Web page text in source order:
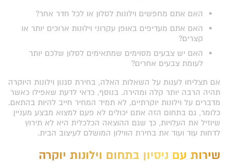
האם אתם מחפשים וילונות לסלון או לכל חדר אחר?
האם אתם מעדיפים באופן עקרוני וילונות ארוכים יותר או
קצרים?
האם יש צבעים מסוימים שמתאימים לסלון שלכם יותר
לעומת צבעים אחרים?
אם תצליחו לענות על השאלות האלה, בחירת סגנון וילונות היוקרה
תהיה הרבה יותר קלה ומהירה. בנוסף, כדאי לדעת שאפילו כאשר
מדברים על וילונות יוקרתיים, לא תמיד המחיר חייב להיות בהתאם.
כלומר, גם בתחום הזה אתם יכולים לא פעם למצוא מבצע מעניין
שיוזיל את העלויות, כך שגם ההוצאה הכלכלית היא לא תירוץ
לדחות עוד ועוד את בחירת הווילון המושלם לעיצוב הבית.
שירות עם ניסיון בתחום וילונות יוקרה